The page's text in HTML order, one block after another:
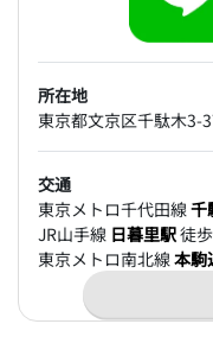
所在地
東京都文京区千駄木3-
交通
東京メトロ千代田線千
JR山手線 日暮里駅徒
東京メトロ南北線本駒